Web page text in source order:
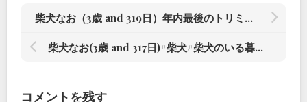
柴犬なお（3歳 and 319日）年内最後のトリミング#柴犬#柴犬のいる暮らし #赤根川辰巳荘出身 – from Instagram
柴犬なお(3歳 and 317日)#柴犬#柴犬のいる暮らし #赤根川辰巳荘出身 – from Instagram
コメントを残す